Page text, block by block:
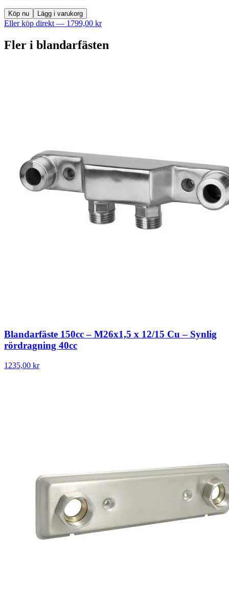
Köp nu Lägg i varukorg
Eller köp direkt — 1799,00 kr
Fler i blandarfästen
Blandarfäste 150cc – M26x1,5 x 12/15 Cu – Synlig
rördragning 40cc
1235,00 kr